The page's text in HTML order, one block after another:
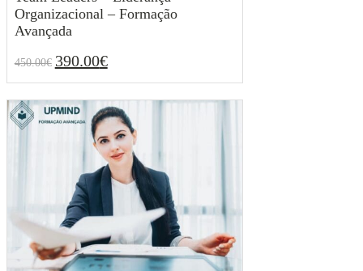
Organizacional – Formação
Avançada
450.00€ O
preço
original
era:
450.00€.
390.00€O
preço
atual
é:
390.00€.
450.00